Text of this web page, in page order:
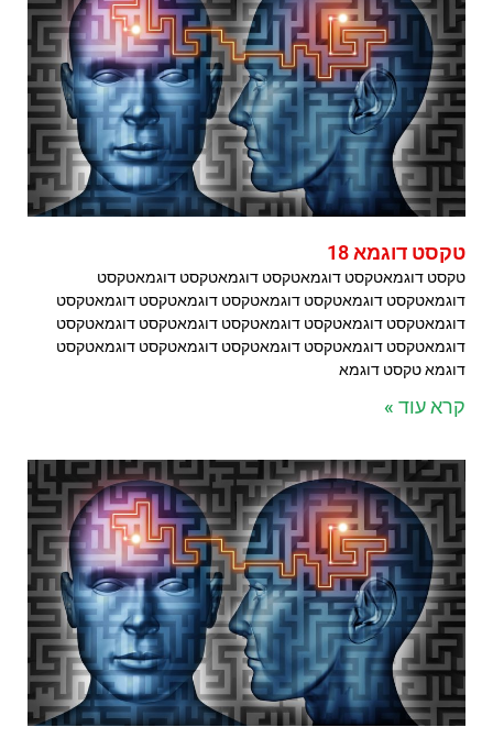
טקסט דוגמא 18
טקסט דוגמאטקסט דוגמאטקסט דוגמאטקסט דוגמאטקסט
דוגמאטקסט דוגמאטקסט דוגמאטקסט דוגמאטקסט דוגמאטקסט
דוגמאטקסט דוגמאטקסט דוגמאטקסט דוגמאטקסט דוגמאטקסט
דוגמאטקסט דוגמאטקסט דוגמאטקסט דוגמאטקסט דוגמאטקסט
דוגמא טקסט דוגמא
קרא עוד »